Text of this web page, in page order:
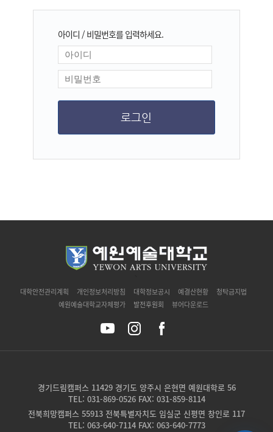
아이디 / 비밀번호를 입력하세요.
대학안전관리계획 개인정보처리방침 대학정보공시 예결산현황
청탁금지법
예원예술대학교자체평가
발전후원회 뷰어다운로드
경기드림캠퍼스 11429 경기도 양주시 은현면 예원대학로 56
TEL: 031-869-0526 FAX: 031-859-8114
전북희망캠퍼스 55913 전북특별자치도 임실군 신평면 창인로 117
TEL: 063-640-7114 FAX: 063-640-7773